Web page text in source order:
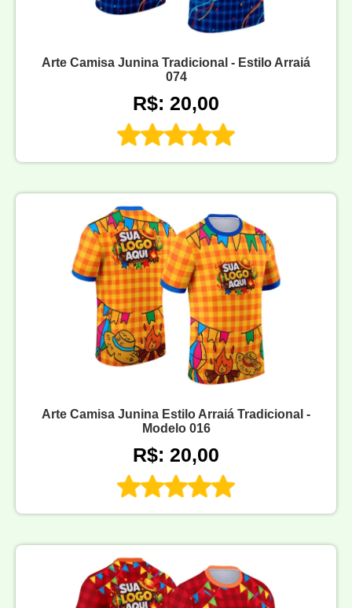
Arte Camisa Junina Tradicional - Estilo Arraiá
074
R$: 20,00
Arte Camisa Junina Estilo Arraiá Tradicional -
Modelo 016
R$: 20,00